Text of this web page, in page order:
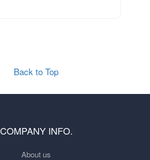
Back to Top
COMPANY INFO.
About us